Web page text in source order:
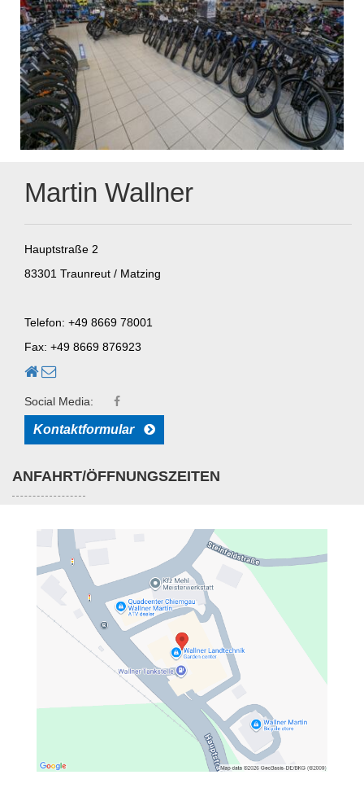
Martin Wallner
Hauptstraße 2
83301 Traunreut / Matzing
Telefon: +49 8669 78001
Fax: +49 8669 876923
Social Media:
Kontaktformular
ANFAHRT/ÖFFNUNGSZEITEN